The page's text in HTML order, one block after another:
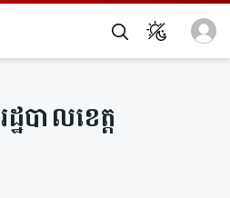
រដ្ឋបាលខេត្ត